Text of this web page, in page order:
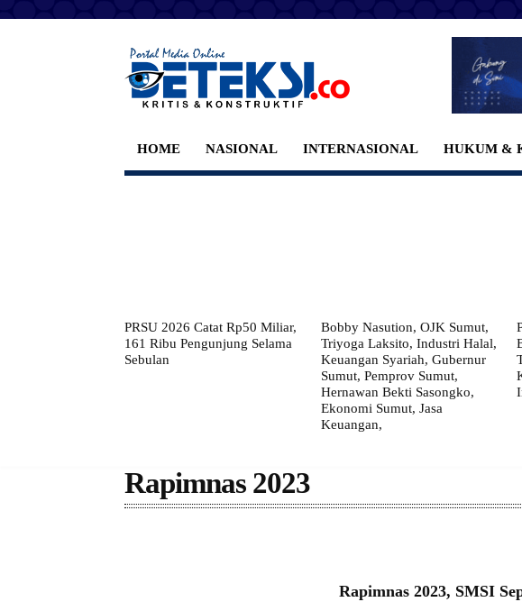
HOME NASIONAL INTERNASIONAL HUKUM &
PRSU 2026 Catat Rp50 Miliar,
161 Ribu Pengunjung Selama
Sebulan
Bobby Nasution, OJK Sumut,
Triyoga Laksito, Industri Halal,
Keuangan Syariah, Gubernur
Sumut, Pemprov Sumut,
Hernawan Bekti Sasongko,
Ekonomi Sumut, Jasa
Keuangan,
Rapimnas 2023
Rapimnas 2023, SMSI